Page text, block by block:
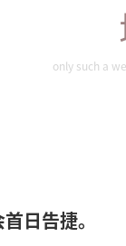
only such a
日告捷。